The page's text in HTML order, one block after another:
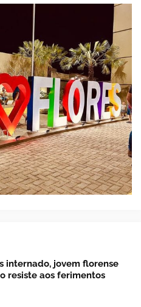
internado, jovem florense
resiste aos ferimentos